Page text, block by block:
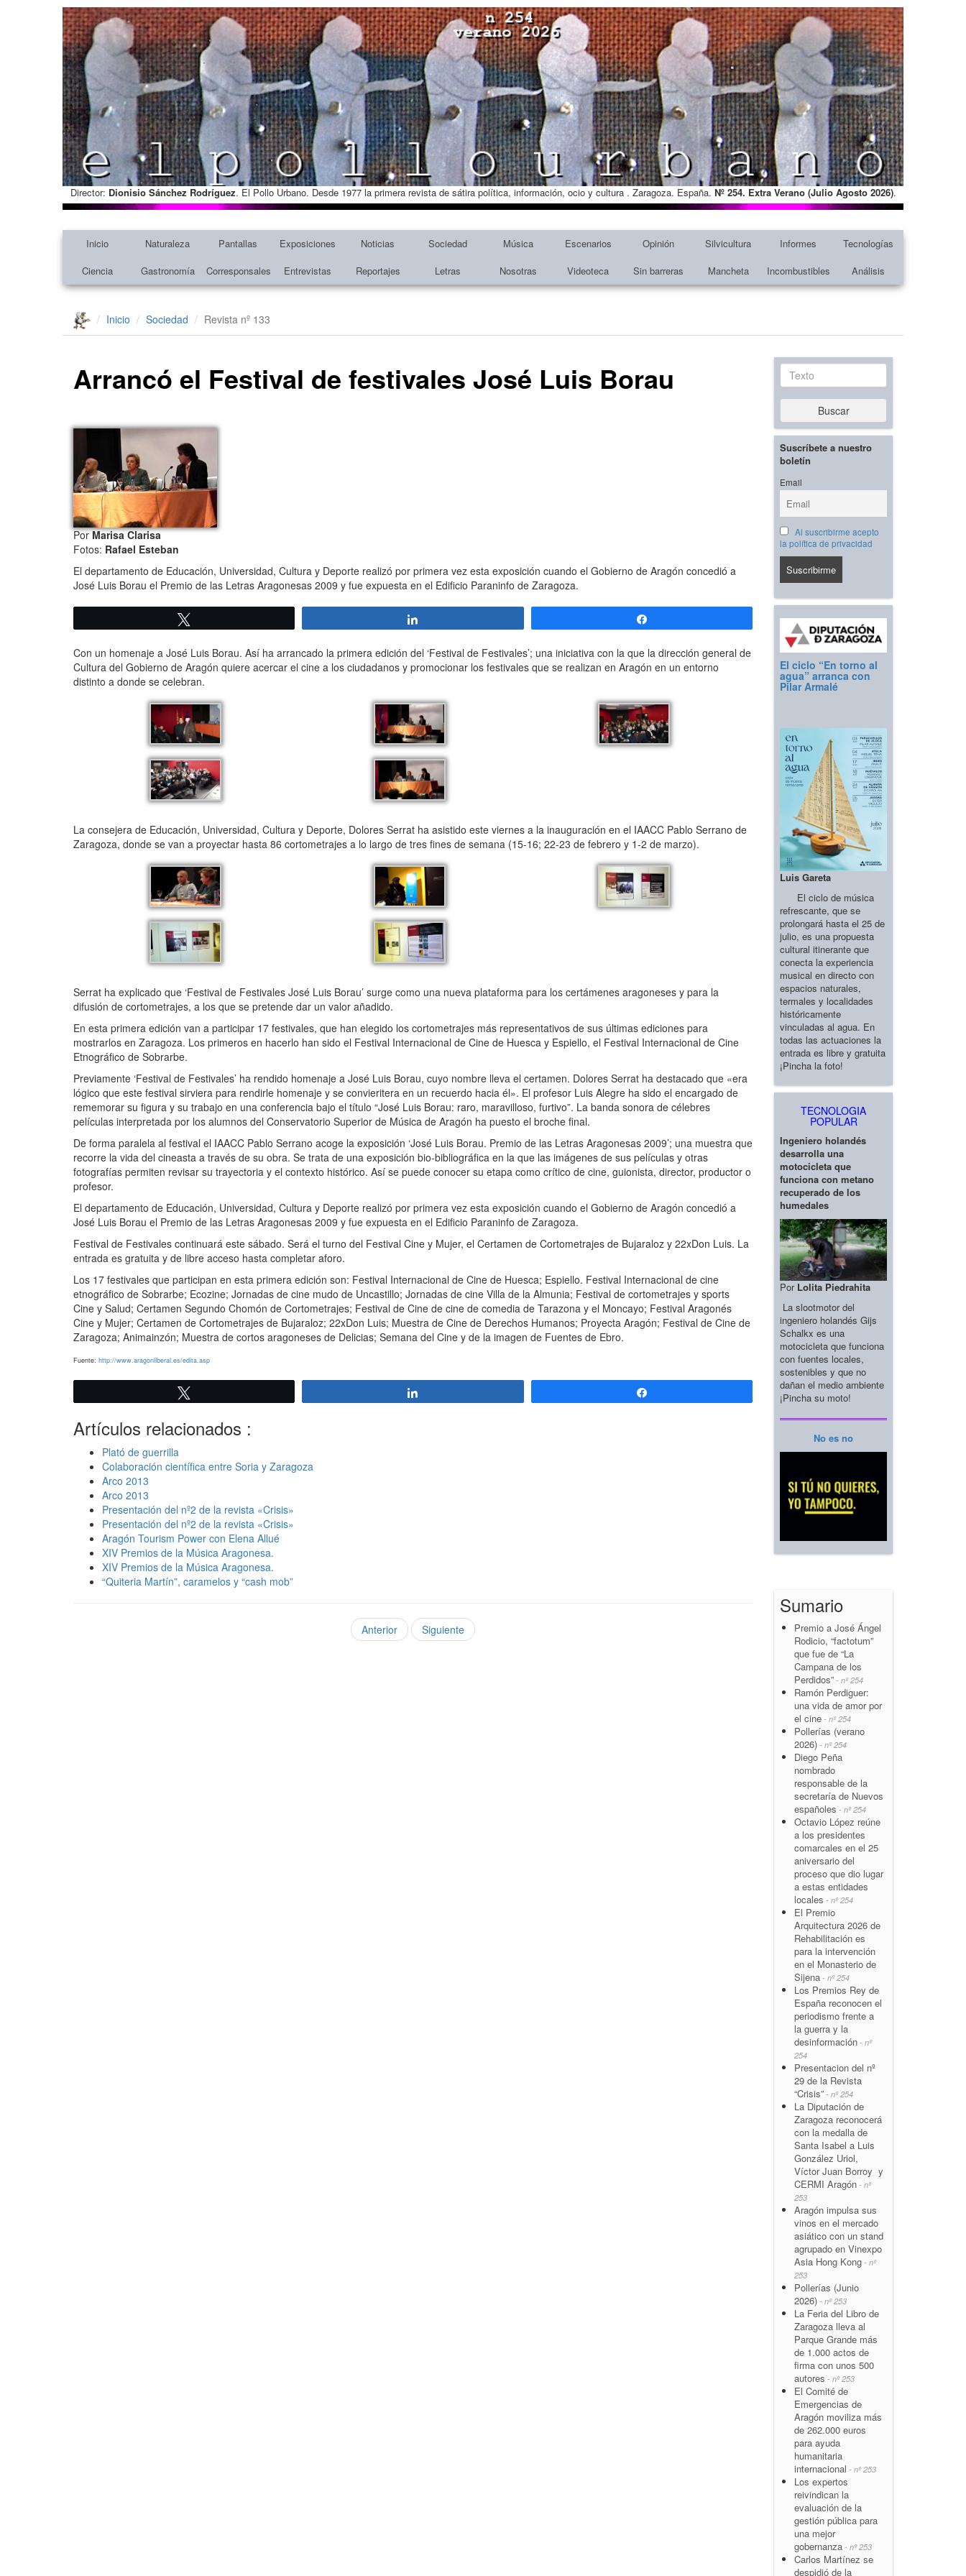
Director: Dionisio Sánchez Rodríguez. El Pollo Urbano. Desde 1977 la primera revista de sátira política, información, ocio y cultura . Zaragoza. España. Nº 254. Extra Verano (Julio Agosto 2026).
Inicio Naturaleza Pantallas Exposiciones Noticias Sociedad Música Escenarios Opinión Silvicultura Informes
Tecnologías
Ciencia
Gastronomía Corresponsales Entrevistas Reportajes Letras Nosotras Videoteca Sin barreras Mancheta Incombustibles Análisis
Inicio Sociedad Revista nº 133
Arrancó el Festival de festivales José Luis Borau
PorMarisa Clarisa
Fotos: Rafael Esteban
El departamento de Educación, Universidad, Cultura y Deporte realizó por primera vez esta exposición cuando el Gobierno de Aragón concedió a
José Luis Borau el Premio de las Letras Aragonesas 2009 y fue expuesta en el Edificio Paraninfo de Zaragoza.
Con un homenaje a José Luis Borau. Así ha arrancado la primera edición del ‘Festival de Festivales’; una iniciativa con la que la dirección general de
Cultura del Gobierno de Aragón quiere acercar el cine a los ciudadanos y promocionar los festivales que se realizan en Aragón en un entorno
distinto a donde se celebran.
La consejera de Educación, Universidad, Cultura y Deporte, Dolores Serrat ha asistido este viernes a la inauguración en el IAACC Pablo Serrano de
Zaragoza, donde se van a proyectar hasta 86 cortometrajes a lo largo de tres fines de semana (15-16; 22-23 de febrero y 1-2 de marzo).
Serrat ha explicado que ‘Festival de Festivales José Luis Borau’ surge como una nueva plataforma para los certámenes aragoneses y para la
difusión de cortometrajes, a los que se pretende dar un valor añadido.
En esta primera edición van a participar 17 festivales, que han elegido los cortometrajes más representativos de sus últimas ediciones para
mostrarlos en Zaragoza. Los primeros en hacerlo han sido el Festival Internacional de Cine de Huesca y Espiello, el Festival Internacional de Cine
Etnográfico de Sobrarbe.
Previamente ‘Festival de Festivales’ ha rendido homenaje a José Luis Borau, cuyo nombre lleva el certamen. Dolores Serrat ha destacado que «era
lógico que este festival sirviera para rendirle homenaje y se convieritera en un recuerdo hacia él». El profesor Luis Alegre ha sido el encargado de
rememorar su figura y su trabajo en una conferencia bajo el título “José Luis Borau: raro, maravilloso, furtivo”. La banda sonora de célebres
películas interpretada por los alumnos del Conservatorio Superior de Música de Aragón ha puesto el broche final.
De forma paralela al festival el IAACC Pablo Serrano acoge la exposición ‘José Luis Borau. Premio de las Letras Aragonesas 2009’; una muestra que
recorre la vida del cineasta a través de su obra. Se trata de una exposición bio-bibliográfica en la que las imágenes de sus películas y otras
fotografías permiten revisar su trayectoria y el contexto histórico. Así se puede conocer su etapa como crítico de cine, guionista, director, productor o
profesor.
El departamento de Educación, Universidad, Cultura y Deporte realizó por primera vez esta exposición cuando el Gobierno de Aragón concedió a
José Luis Borau el Premio de las Letras Aragonesas 2009 y fue expuesta en el Edificio Paraninfo de Zaragoza.
Festival de Festivales continuará este sábado. Será el turno del Festival Cine y Mujer, el Certamen de Cortometrajes de Bujaraloz y 22xDon Luis. La
entrada es gratuita y de libre acceso hasta completar aforo.
Los 17 festivales que participan en esta primera edición son: Festival Internacional de Cine de Huesca; Espiello. Festival Internacional de cine
etnográfico de Sobrarbe; Ecozine; Jornadas de cine mudo de Uncastillo; Jornadas de cine Villa de la Almunia; Festival de cortometrajes y sports
Cine y Salud; Certamen Segundo Chomón de Cortometrajes; Festival de Cine de cine de comedia de Tarazona y el Moncayo; Festival Aragonés
Cine y Mujer; Certamen de Cortometrajes de Bujaraloz; 22xDon Luis; Muestra de Cine de Derechos Humanos; Proyecta Aragón; Festival de Cine de
Zaragoza; Animainzón; Muestra de cortos aragoneses de Delicias; Semana del Cine y de la imagen de Fuentes de Ebro.
Fuente: http://www.aragonliberal.es/edita.asp
Artículos relacionados :
Plató de guerrilla
Colaboración científica entre Soria y Zaragoza
Arco 2013
Arco 2013
Presentación del nº2 de la revista «Crisis»
Presentación del nº2 de la revista «Crisis»
Aragón Tourism Power con Elena Allué
XIV Premios de la Música Aragonesa.
XIV Premios de la Música Aragonesa.
“Quiteria Martín”, caramelos y “cash mob”
Anterior Siguiente
Texto
Buscar
Suscríbete a nuestro
boletín
Email
Al suscribirme acepto
la política de privacidad
El ciclo “En torno al
agua” arranca con
Pilar Armalé
Luis Gareta
El ciclo de música
refrescante, que se
prolongará hasta el 25 de
julio, es una propuesta
cultural itinerante que
conecta la experiencia
musical en directo con
espacios naturales,
termales y localidades
históricamente
vinculadas al agua. En
todas las actuaciones la
entrada es libre y gratuita
¡Pincha la foto!
TECNOLOGIA
POPULAR
Ingeniero holandés
desarrolla una
motocicleta que
funciona con metano
recuperado de los
humedales
Por Lolita Piedrahita
La slootmotor del
ingeniero holandés Gijs
Schalkx es una
motocicleta que funciona
con fuentes locales,
sostenibles y que no
dañan el medio ambiente
¡Pincha su moto!
No es no
Sumario
Premio a José Ángel
Rodicio, “factotum”
que fue de “La
Campana de los
Perdidos” - nº 254
Ramón Perdiguer:
una vida de amor por
el cine - nº 254
Pollerías (verano
2026) - nº 254
Diego Peña
nombrado
responsable de la
secretaría de Nuevos
españoles - nº 254
Octavio López reúne
a los presidentes
comarcales en el 25
aniversario del
proceso que dio lugar
a estas entidades
locales - nº 254
El Premio
Arquitectura 2026 de
Rehabilitación es
para la intervención
en el Monasterio de
Sijena - nº 254
Los Premios Rey de
España reconocen el
periodismo frente a
la guerra y la
desinformación - nº
254
Presentacion del nº
29 de la Revista
“Crisis” - nº 254
La Diputación de
Zaragoza reconocerá
con la medalla de
Santa Isabel a Luis
González Uriol,
Víctor Juan Borroy y
CERMI Aragón - nº
253
Aragón impulsa sus
vinos en el mercado
asiático con un stand
agrupado en Vinexpo
Asia Hong Kong - nº
253
Pollerías (Junio
2026) - nº 253
La Feria del Libro de
Zaragoza lleva al
Parque Grande más
de 1.000 actos de
firma con unos 500
autores - nº 253
El Comité de
Emergencias de
Aragón moviliza más
de 262.000 euros
para ayuda
humanitaria
internacional - nº 253
Los expertos
reivindican la
evaluación de la
gestión pública para
una mejor
gobernanza - nº 253
Carlos Martínez se
despidió de la